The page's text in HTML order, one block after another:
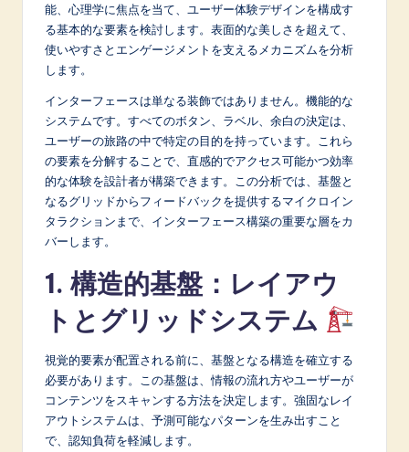
&
S
能、心理学に焦点を当て、ユーザー体験デザインを構成す
る基本的な要素を検討します。表面的な美しさを超えて、
使いやすさとエンゲージメントを支えるメカニズムを分析
します。
インターフェースは単なる装飾ではありません。機能的な
システムです。すべてのボタン、ラベル、余白の決定は、
ユーザーの旅路の中で特定の目的を持っています。これら
の要素を分解することで、直感的でアクセス可能かつ効率
的な体験を設計者が構築できます。この分析では、基盤と
なるグリッドからフィードバックを提供するマイクロイン
タラクションまで、インターフェース構築の重要な層をカ
バーします。
1. 構造的基盤：レイアウ
トとグリッドシステム
視覚的要素が配置される前に、基盤となる構造を確立する
必要があります。この基盤は、情報の流れ方やユーザーが
コンテンツをスキャンする方法を決定します。強固なレイ
アウトシステムは、予測可能なパターンを生み出すこと
で、認知負荷を軽減します。